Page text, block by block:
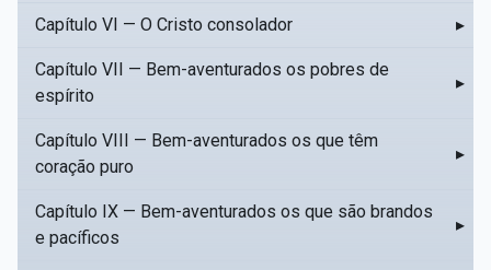
Capítulo VI — O Cristo consolador ▸
Capítulo VII — Bem-aventurados os pobres de
espírito
▸
Capítulo VIII — Bem-aventurados os que têm
coração puro
▸
Capítulo IX — Bem-aventurados os que são brandos
e pacíficos
▸